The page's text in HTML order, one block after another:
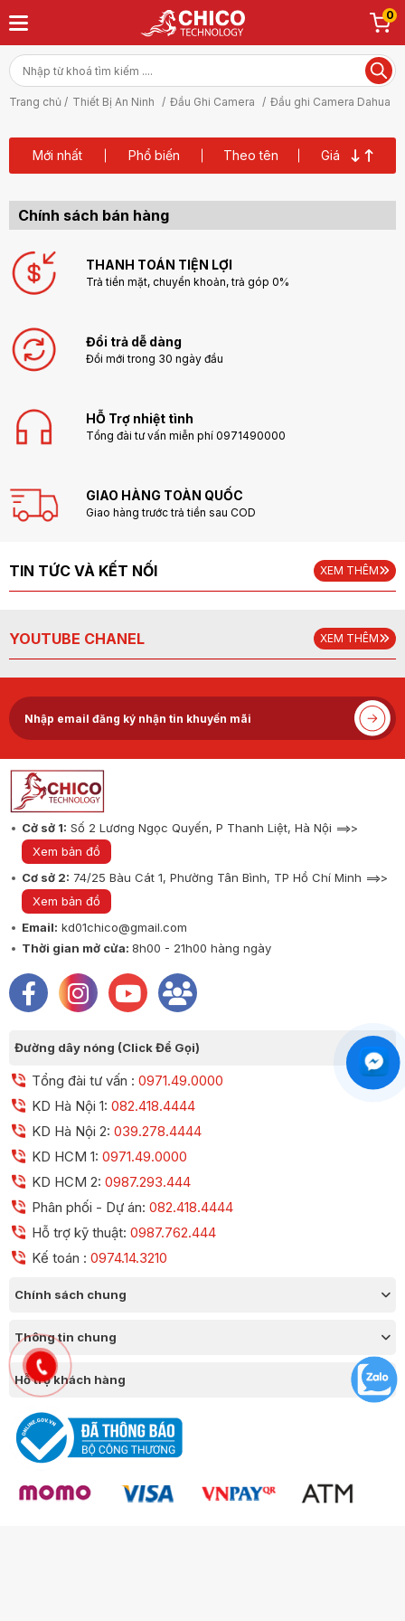
0
Trang chủ / Thiết Bị An Ninh / Đầu Ghi Camera / Đầu ghi Camera Dahua
Mới nhất Phổ biến Theo tên Giá
Chính sách bán hàng
THANH TOÁN TIỆN LỢI
Trả tiền mặt, chuyển khoản, trả góp 0%
Đổi trả dễ dàng
Đổi mới trong 30 ngày đầu
HỖ Trợ nhiệt tình
Tổng đài tư vấn miễn phí 0971490000
GIAO HÀNG TOÀN QUỐC
Giao hàng trước trả tiền sau COD
TIN TỨC VÀ KẾT NỐI XEM THÊM
YOUTUBE CHANEL XEM THÊM
Cở sở 1: Số 2 Lương Ngọc Quyến, P Thanh Liệt, Hà Nội ==>>
Xem bản đồ
Cơ sở 2: 74/25 Bàu Cát 1, Phường Tân Bình, TP Hồ Chí Minh ==>>
Xem bản đồ
Email: kd01chico@gmail.com
Thời gian mở cửa: 8h00 - 21h00 hàng ngày
Đường dây nóng (Click Để Gọi)
Tổng đài tư vấn : 0971.49.0000
KD Hà Nội 1: 082.418.4444
KD Hà Nội 2: 039.278.4444
KD HCM 1: 0971.49.0000
KD HCM 2: 0987.293.444
Phân phối - Dự án: 082.418.4444
Hỗ trợ kỹ thuật: 0987.762.444
Kế toán : 0974.14.3210
Chính sách chung
Thông tin chung
Hỗ trợ khách hàng